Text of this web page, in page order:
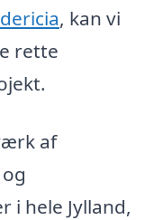
, kan vi
rette
af
i hele Jylland,